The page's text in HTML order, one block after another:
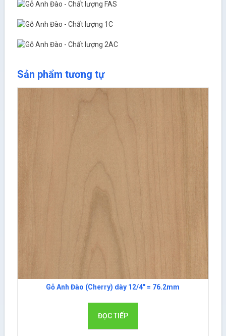
Sản phẩm tương tự
Gỗ Anh Đào (Cherry) dày 12/4″ = 76.2mm
ĐỌC TIẾP